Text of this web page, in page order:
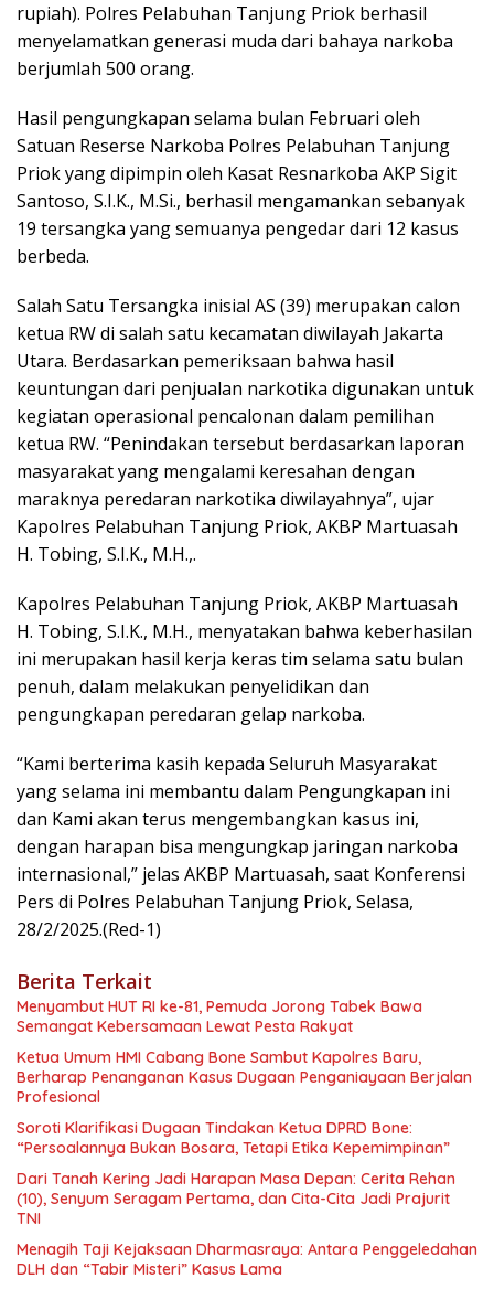
rupiah). Polres Pelabuhan Tanjung Priok berhasil
menyelamatkan generasi muda dari bahaya narkoba
berjumlah 500 orang.
Hasil pengungkapan selama bulan Februari oleh
Satuan Reserse Narkoba Polres Pelabuhan Tanjung
Priok yang dipimpin oleh Kasat Resnarkoba AKP Sigit
Santoso, S.I.K., M.Si., berhasil mengamankan sebanyak
19 tersangka yang semuanya pengedar dari 12 kasus
berbeda.
Salah Satu Tersangka inisial AS (39) merupakan calon
ketua RW di salah satu kecamatan diwilayah Jakarta
Utara. Berdasarkan pemeriksaan bahwa hasil
keuntungan dari penjualan narkotika digunakan untuk
kegiatan operasional pencalonan dalam pemilihan
ketua RW. “Penindakan tersebut berdasarkan laporan
masyarakat yang mengalami keresahan dengan
maraknya peredaran narkotika diwilayahnya”, ujar
Kapolres Pelabuhan Tanjung Priok, AKBP Martuasah
H. Tobing, S.I.K., M.H.,.
Kapolres Pelabuhan Tanjung Priok, AKBP Martuasah
H. Tobing, S.I.K., M.H., menyatakan bahwa keberhasilan
ini merupakan hasil kerja keras tim selama satu bulan
penuh, dalam melakukan penyelidikan dan
pengungkapan peredaran gelap narkoba.
“Kami berterima kasih kepada Seluruh Masyarakat
yang selama ini membantu dalam Pengungkapan ini
dan Kami akan terus mengembangkan kasus ini,
dengan harapan bisa mengungkap jaringan narkoba
internasional,” jelas AKBP Martuasah, saat Konferensi
Pers di Polres Pelabuhan Tanjung Priok, Selasa,
28/2/2025.(Red-1)
Berita Terkait
Menyambut HUT RI ke-81, Pemuda Jorong Tabek Bawa
Semangat Kebersamaan Lewat Pesta Rakyat
Ketua Umum HMI Cabang Bone Sambut Kapolres Baru,
Berharap Penanganan Kasus Dugaan Penganiayaan Berjalan
Profesional
Soroti Klarifikasi Dugaan Tindakan Ketua DPRD Bone:
“Persoalannya Bukan Bosara, Tetapi Etika Kepemimpinan”
Dari Tanah Kering Jadi Harapan Masa Depan: Cerita Rehan
(10), Senyum Seragam Pertama, dan Cita-Cita Jadi Prajurit
TNI
Menagih Taji Kejaksaan Dharmasraya: Antara Penggeledahan
DLH dan “Tabir Misteri” Kasus Lama